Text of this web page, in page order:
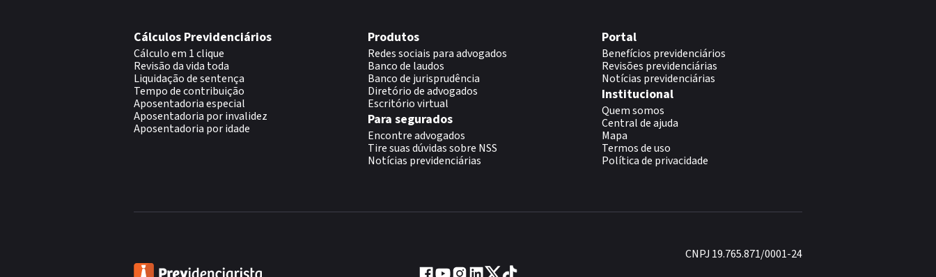
Cálculos Previdenciários
Cálculo em 1 clique
Revisão da vida toda
Liquidação de sentença
Tempo de contribuição
Aposentadoria especial
Aposentadoria por invalidez
Aposentadoria por idade
Produtos
Redes sociais para advogados
Banco de laudos
Banco de jurisprudência
Diretório de advogados
Escritório virtual
Para segurados
Encontre advogados
Tire suas dúvidas sobre NSS
Notícias previdenciárias
Portal
Benefícios previdenciários
Revisões previdenciárias
Notícias previdenciárias
Institucional
Quem somos
Central de ajuda
Mapa
Termos de uso
Política de privacidade
CNPJ 19.765.871/0001-24